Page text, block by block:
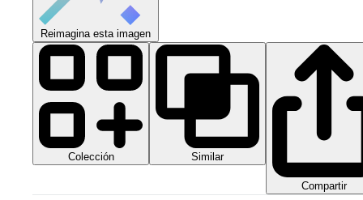
Reimagina esta imagen
Colección Similar
Compartir